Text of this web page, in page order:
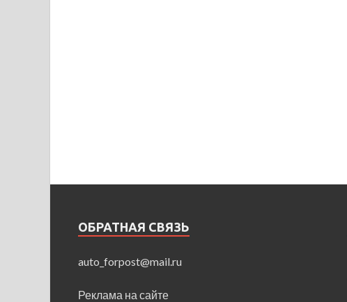
ОБРАТНАЯ СВЯЗЬ
auto_forpost@mail.ru
Реклама на сайте